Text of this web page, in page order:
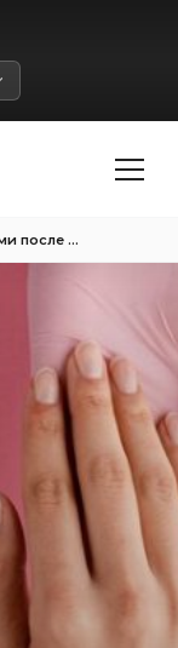
Уход за ногтями после салонного маникюра: советы